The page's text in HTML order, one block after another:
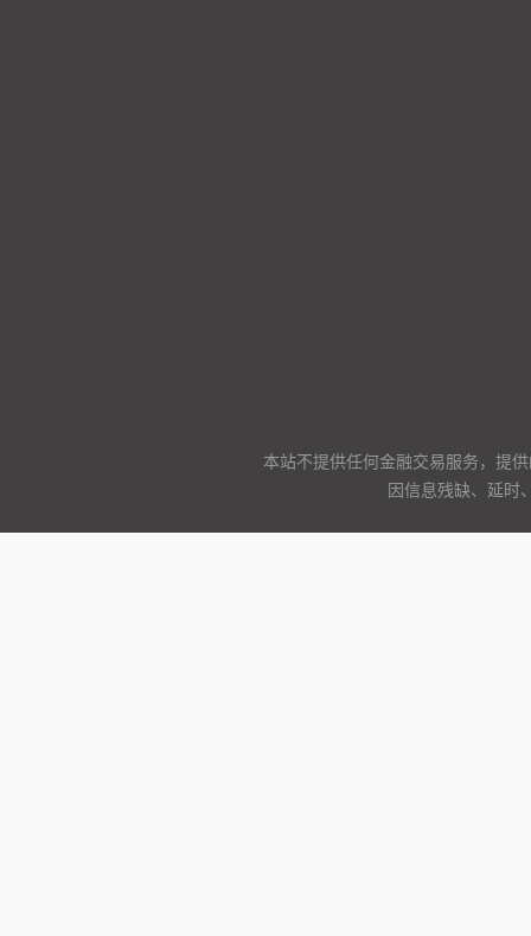
本站不提供任何金融交易服务，提
因信息残缺、延时